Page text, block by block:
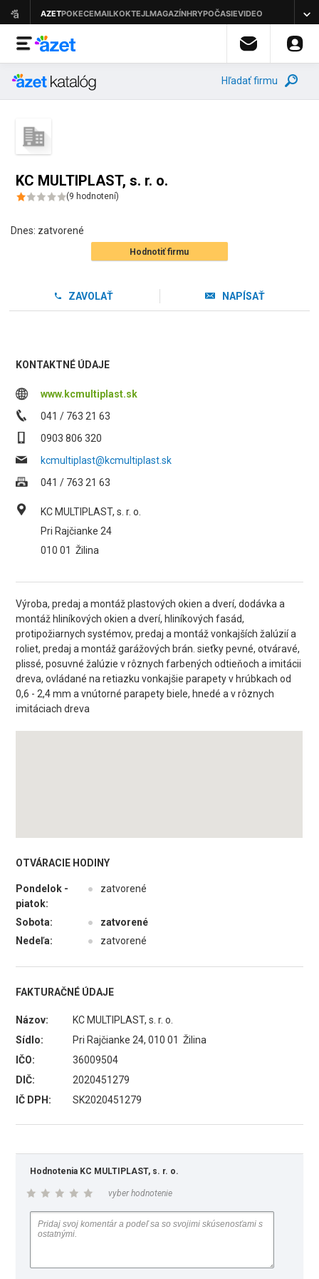
Hľadať firmu
KC MULTIPLAST, s. r. o.
(9 hodnotení)
Dnes: zatvorené
Hodnotiť firmu
ZAVOLAŤ NAPÍSAŤ
KONTAKTNÉ ÚDAJE
www.kcmultiplast.sk
041 / 763 21 63
0903 806 320
kcmultiplast@kcmultiplast.sk
041 / 763 21 63
KC MULTIPLAST, s. r. o.
Pri Rajčianke 24
010 01 Žilina
Výroba, predaj a montáž plastových okien a dverí, dodávka a
montáž hliníkových okien a dverí, hliníkových fasád,
protipožiarnych systémov, predaj a montáž vonkajších žalúzií a
roliet, predaj a montáž garážových brán. sieťky pevné, otváravé,
plissé, posuvné žalúzie v rôznych farbených odtieňoch a imitácii
dreva, ovládané na retiazku vonkajšie parapety v hrúbkach od
0,6 - 2,4 mm a vnútorné parapety biele, hnedé a v rôznych
imitáciach dreva
OTVÁRACIE HODINY
Pondelok -
piatok:
● zatvorené
Sobota: ●
zatvorené
Nedeľa:
● zatvorené
FAKTURAČNÉ ÚDAJE
Názov:
KC MULTIPLAST, s. r. o.
Sídlo:
Pri Rajčianke 24, 010 01 Žilina
IČO:
36009504
DIČ:
2020451279
IČ DPH:
SK2020451279
Hodnotenia KC MULTIPLAST, s. r. o.
vyber hodnotenie